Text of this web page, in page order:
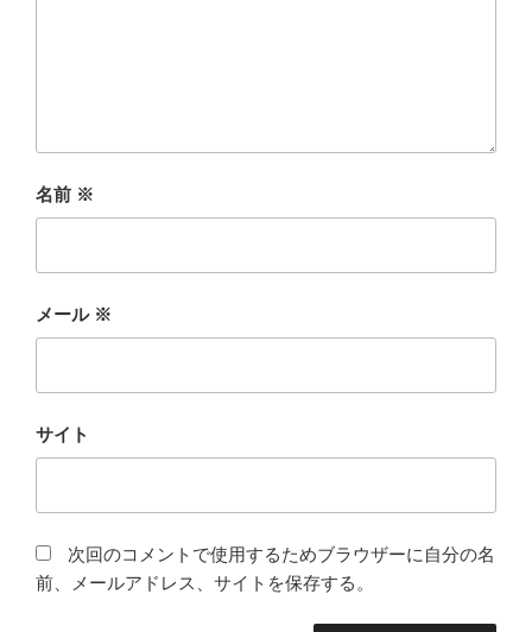
名前 ※
メール ※
サイト
次回のコメントで使用するためブラウザーに自分の名
前、メールアドレス、サイトを保存する。